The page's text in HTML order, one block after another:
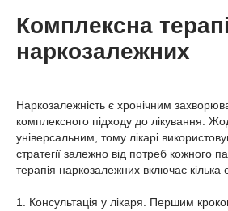
Комплексна
наркозалежних
Наркозалежність є хронічним
комплексного підходу до лікування.
універсальним, тому лікарі
стратегії залежно від потреб кожного
терапія наркозалежних включає кілька
1. Консультація у лікаря. Першим